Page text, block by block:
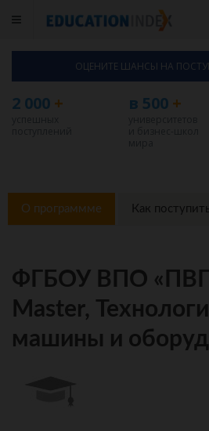
ОЦЕНИТЕ ШАНСЫ НА
2 000 + в 500 +
О программме Как поступить
ФГБОУ ВПО
Master,
машины и